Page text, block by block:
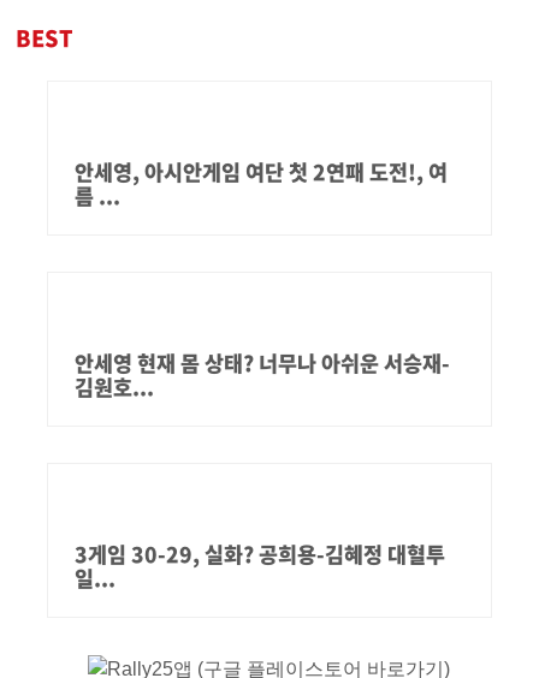
BEST
안세영, 아시안게임 여단 첫 2연패 도전!, 여
름 ...
안세영 현재 몸 상태? 너무나 아쉬운 서승재-
김원호...
3게임 30-29, 실화? 공희용-김혜정 대혈투
일...